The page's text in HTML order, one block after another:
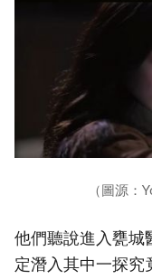
（圖源：
他們聽說進入甕城
定潛入其中一探究